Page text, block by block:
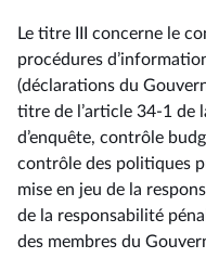
Le titre III concerne le
procédures
(déclarations du
titre de l’article 34-1 de
d’enquête, contrôle
contrôle des politiques
mise en jeu de la
de la responsabilité
des membres du